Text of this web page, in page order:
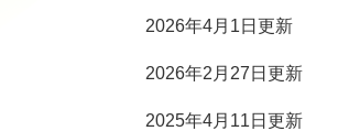
2026年4月1日更新
2026年2月27日更新
2025年4月11日更新